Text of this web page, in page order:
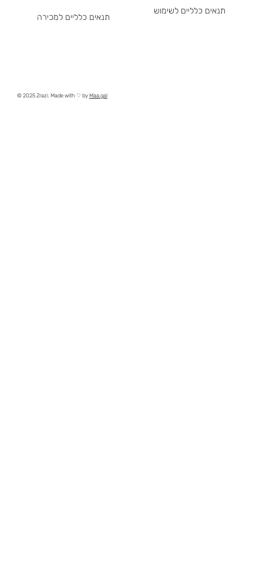
תנאים כלליים למכירה
תנאים כלליים לשימוש
© 2025 Zrazi. Made with ♡ byMaa.gal